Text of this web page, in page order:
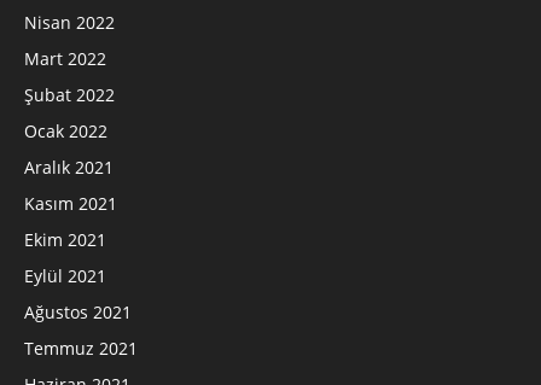
Nisan 2022
Mart 2022
Şubat 2022
Ocak 2022
Aralık 2021
Kasım 2021
Ekim 2021
Eylül 2021
Ağustos 2021
Temmuz 2021